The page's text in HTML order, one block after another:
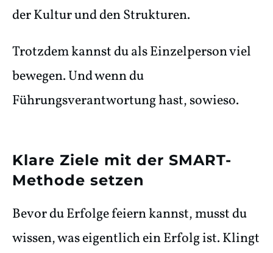
der Kultur und den Strukturen.
Trotzdem kannst du als Einzelperson viel
bewegen. Und wenn du
Führungsverantwortung hast, sowieso.
Klare Ziele mit der SMART-
Methode setzen
Bevor du Erfolge feiern kannst, musst du
wissen, was eigentlich ein Erfolg ist. Klingt